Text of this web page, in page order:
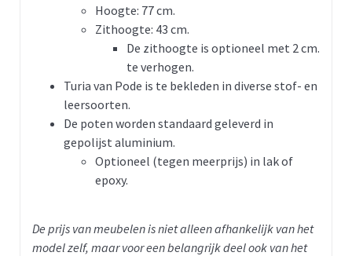
Hoogte: 77 cm.
Zithoogte: 43 cm.
De zithoogte is optioneel met 2 cm.
te verhogen.
Turia van Pode is te bekleden in diverse stof- en
leersoorten.
De poten worden standaard geleverd in
gepolijst aluminium.
Optioneel (tegen meerprijs) in lak of
epoxy.
De prijs van meubelen is niet alleen afhankelijk van het
model zelf, maar voor een belangrijk deel ook van het